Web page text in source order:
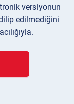
versiyonun
edilmediğini